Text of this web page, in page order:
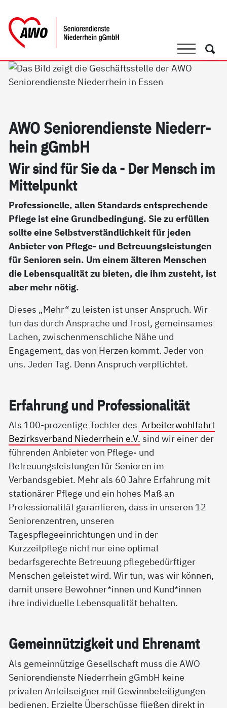
SucheSuche
AWO Se­nio­ren­di­ens­te Nie­der­r­
hein gGmbH
Wir sind für Sie da - Der Mensch im
Mit­tel­punkt
Professionelle, allen Standards entsprechende
Pflege ist eine Grundbedingung. Sie zu erfüllen
sollte eine Selbstverständlichkeit für jeden
Anbieter von Pflege- und Betreuungsleistungen
für Senioren sein. Um einem älteren Menschen
die Lebensqualität zu bieten, die ihm zusteht, ist
aber mehr nötig.
Dieses „Mehr“ zu leisten ist unser Anspruch. Wir
tun das durch Ansprache und Trost, gemeinsames
Lachen, zwischenmenschliche Nähe und
Engagement, das von Herzen kommt. Jeder von
uns. Jeden Tag. Denn Anspruch verpflichtet.
Er­fah­rung und Pro­fes­sio­na­li­tät
Als 100-prozentige Tochter des Arbeiterwohlfahrt
Bezirksverband Niederrhein e.V. sind wir einer der
führenden Anbieter von Pflege- und
Betreuungsleistungen für Senioren im
Verbandsgebiet. Mehr als 60 Jahre Erfahrung mit
stationärer Pflege und ein hohes Maß an
Professionalität garantieren, dass in unseren 12
Seniorenzentren, unseren
Tagespflegeeinrichtungen und in der
Kurzzeitpflege nicht nur eine optimal
bedarfsgerechte Betreuung pflegebedürftiger
Menschen geleistet wird. Wir tun, was wir können,
damit unsere Bewohner*innen und Kund*innen
ihre individuelle Lebensqualität behalten.
Ge­mein­nüt­zig­keit und Eh­ren­amt
Als gemeinnützige Gesellschaft muss die AWO
Seniorendienste Niederrhein gGmbH keine
privaten Anteilseigner mit Gewinnbeteiligungen
bedienen. Erzielte Überschüsse fließen direkt in